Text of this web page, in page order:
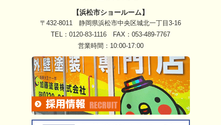
【浜松市ショールーム】
〒432-8011 静岡県浜松市中央区城北一丁目3-16
TEL： 0120-83-1116 FAX：053-489-7767
営業時間：10:00-17:00